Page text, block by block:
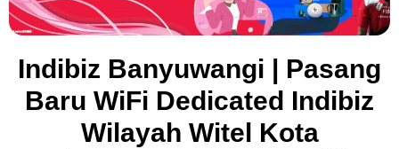
Indibiz Banyuwangi | Pasang
Baru WiFi Dedicated Indibiz
Wilayah Witel Kota